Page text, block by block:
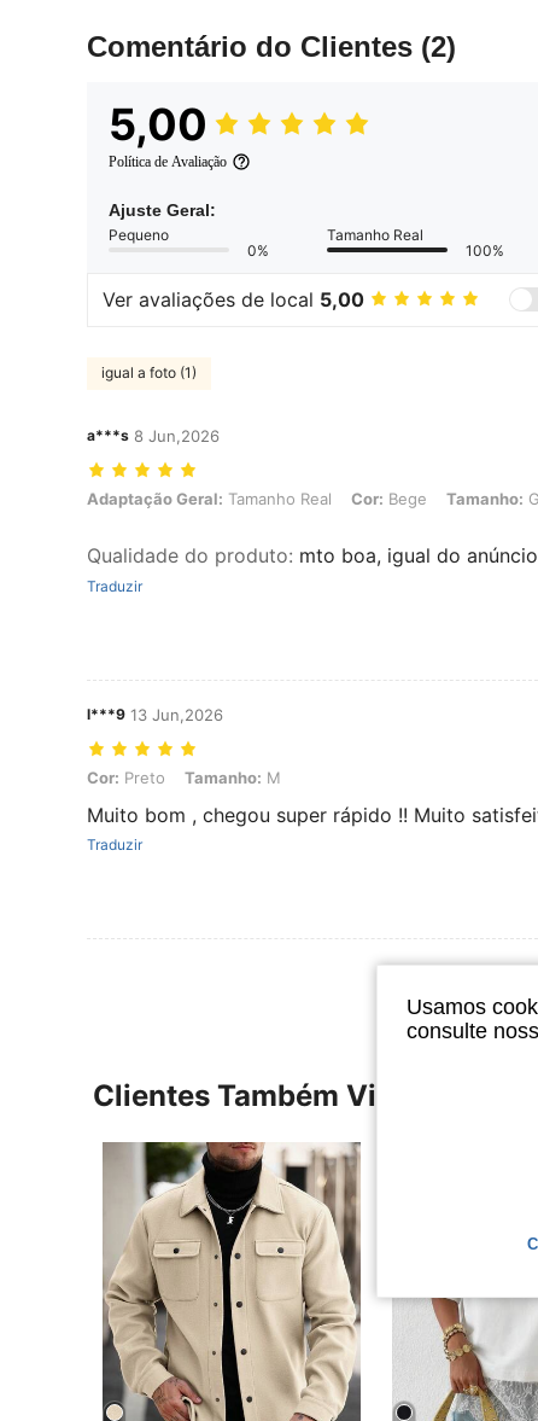
Comentário do Clientes (2)
5,00
Política de Avaliação
Ajuste Geral:
Pequeno
0%
Tamanho Real
100%
Ver avaliações de local 5,00
igual a foto (1)
a***s 8 Jun,2026
Adaptação Geral: Tamanho Real, Cor: Bege, Tamanho: G
Adaptação Geral: Tamanho Real Cor: Bege Tamanho: G
Qualidade do produto: mto boa, igual do anúncio
Traduzir
l***9 13 Jun,2026
Cor: Preto, Tamanho: M
Cor: Preto Tamanho: M
Muito bom , chegou super rápido !! Muito
Traduzir
Clientes Também Visitaram
Usamos
consulte